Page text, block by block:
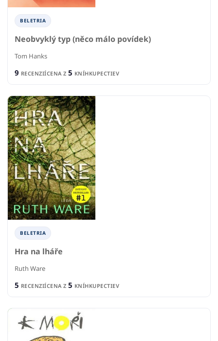
BELETRIA
Neobvyklý typ (něco málo povídek)
Tom Hanks
9 RECENZIÍCENA Z 5 KNÍHKUPECTIEV
BELETRIA
Hra na lháře
Ruth Ware
5 RECENZIÍCENA Z 5 KNÍHKUPECTIEV